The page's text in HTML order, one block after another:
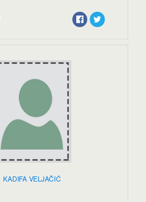
KADIFA VELJAČIĆ